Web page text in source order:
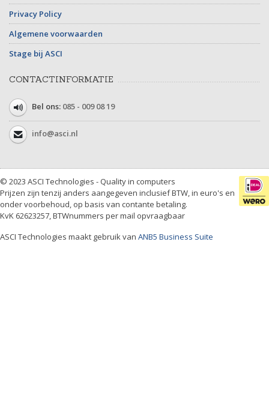
Privacy Policy
Algemene voorwaarden
Stage bij ASCI
CONTACTINFORMATIE
Bel ons: 085 - 009 08 19
info@asci.nl
© 2023 ASCI Technologies - Quality in computers
Prijzen zijn tenzij anders aangegeven inclusief BTW, in euro's en
onder voorbehoud, op basis van contante betaling.
KvK 62623257, BTWnummers per mail opvraagbaar
ASCI Technologies maakt gebruik van ANB5 Business Suite